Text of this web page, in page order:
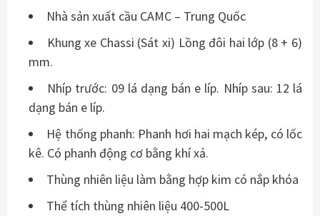
Nhà sản xuất cầu CAMC – Trung Quốc
Khung xe Chassi (Sát xi) Lồng đôi hai lớp (8 + 6)
mm.
Nhíp trước: 09 lá dạng bán e líp. Nhíp sau: 12 lá
dạng bán e líp.
Hệ thống phanh: Phanh hơi hai mạch kép, có lốc
kê. Có phanh động cơ bằng khí xả.
Thùng nhiên liệu làm bằng hợp kim có nắp khóa
Thể tích thùng nhiên liệu 400-500L